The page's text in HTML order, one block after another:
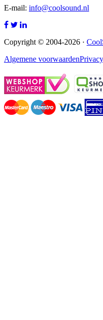
E-mail: info@coolsound.nl
Copyright © 2004-2026 ·
Algemene voorwaardenPrivacy